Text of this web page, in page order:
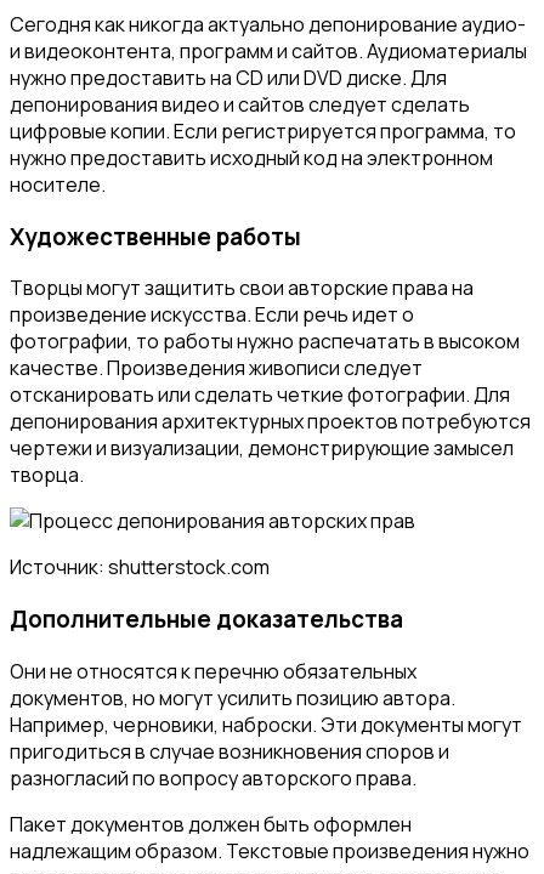
Сегодня как никогда актуально депонирование аудио-
и видеоконтента, программ и сайтов. Аудиоматериалы
нужно предоставить на CD или DVD диске. Для
депонирования видео и сайтов следует сделать
цифровые копии. Если регистрируется программа, то
нужно предоставить исходный код на электронном
носителе.
Художественные работы
Творцы могут защитить свои авторские права на
произведение искусства. Если речь идет о
фотографии, то работы нужно распечатать в высоком
качестве. Произведения живописи следует
отсканировать или сделать четкие фотографии. Для
депонирования архитектурных проектов потребуются
чертежи и визуализации, демонстрирующие замысел
творца.
Источник: shutterstock.com
Дополнительные доказательства
Они не относятся к перечню обязательных
документов, но могут усилить позицию автора.
Например, черновики, наброски. Эти документы могут
пригодиться в случае возникновения споров и
разногласий по вопросу авторского права.
Пакет документов должен быть оформлен
надлежащим образом. Текстовые произведения нужно